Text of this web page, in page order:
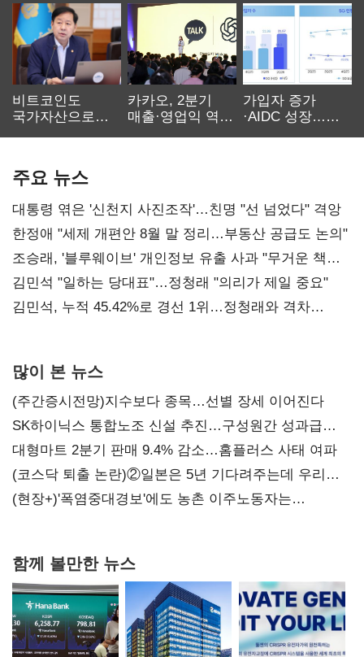
비트코인도
국가자산으로…'
카카오, 2분기
매출·영업익 역대
가입자 증가
·AIDC 성장…
주요 뉴스
대통령 엮은 '신천지 사진조작'…친명 "선 넘었다" 격앙
한정애 "세제 개편안 8월 말 정리…부동산 공급도 논의"
조승래, '블루웨이브' 개인정보 유출 사과 "무거운 책임
통감"
김민석 "일하는 당대표"…정청래 "의리가 제일 중요"
김민석, 누적 45.42%로 경선 1위…정청래와 격차
많이 본 뉴스
(주간증시전망)지수보다 종목…선별 장세 이어진다
SK하이닉스 통합노조 신설 추진…구성원간 성과급
불만 확산
대형마트 2분기 판매 9.4% 감소…홈플러스 사태 여파
(코스닥 퇴출 논란)②일본은 5년 기다려주는데 우리는
당장 퇴출?…시간만으론 부족한 코스닥 구하기
(현장+)'폭염중대경보'에도 농촌 이주노동자는
함께 볼만한 뉴스